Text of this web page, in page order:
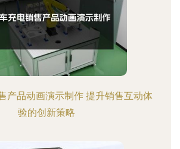
产品动画演示制作 提升销售互动体
验的创新策略